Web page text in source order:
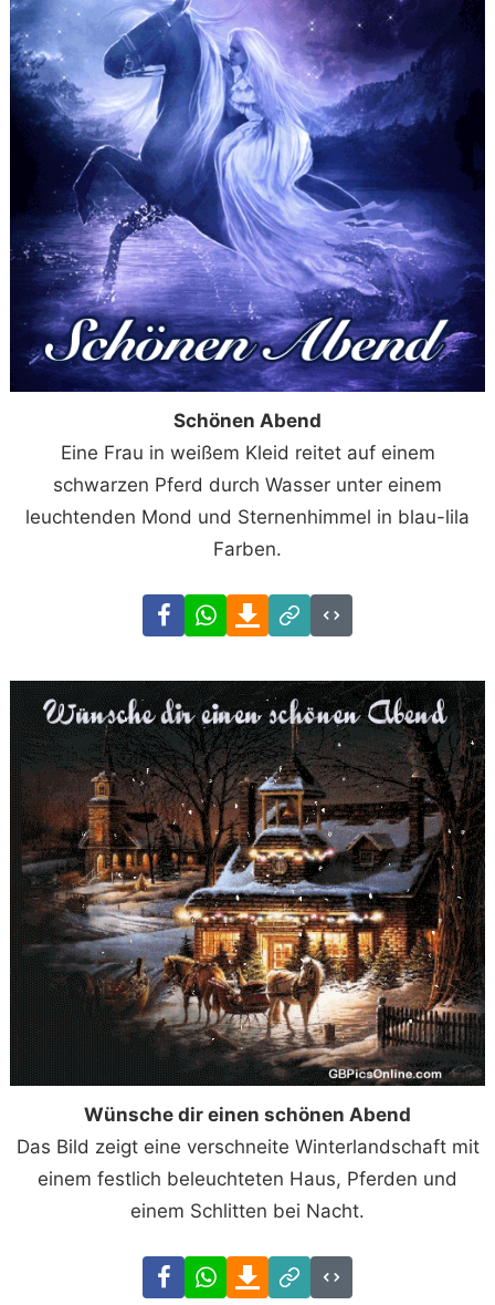
Schönen Abend
Eine Frau in weißem Kleid reitet auf einem
schwarzen Pferd durch Wasser unter einem
leuchtenden Mond und Sternenhimmel in blau-lila
Farben.
FacebookWhatsAppDownload
Link
Code
Wünsche dir einen schönen Abend
Das Bild zeigt eine verschneite Winterlandschaft mit
einem festlich beleuchteten Haus, Pferden und
einem Schlitten bei Nacht.
FacebookWhatsAppDownload
Link
Code